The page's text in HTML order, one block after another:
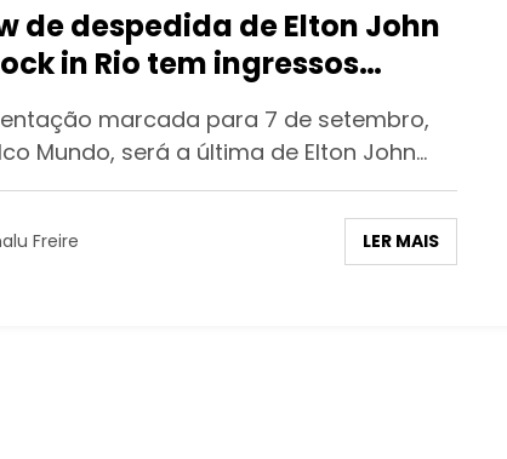
de despedida de Elton John
in Rio tem ingressos
e confirma expectativa
marcada para 7 de setembro,
Mundo, será a última de Elton John…
Freire LER MAIS